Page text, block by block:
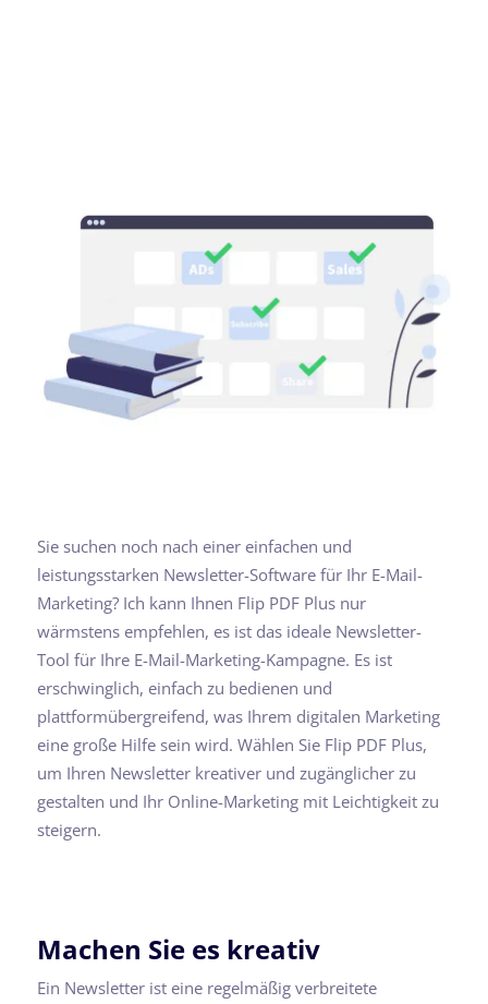
Sie suchen noch nach einer einfachen und
leistungsstarken Newsletter-Software für Ihr E-Mail-
Marketing? Ich kann Ihnen Flip PDF Plus nur
wärmstens empfehlen, es ist das ideale Newsletter-
Tool für Ihre E-Mail-Marketing-Kampagne. Es ist
erschwinglich, einfach zu bedienen und
plattformübergreifend, was Ihrem digitalen Marketing
eine große Hilfe sein wird. Wählen Sie Flip PDF Plus,
um Ihren Newsletter kreativer und zugänglicher zu
gestalten und Ihr Online-Marketing mit Leichtigkeit zu
steigern.
Machen Sie es kreativ
Ein Newsletter ist eine regelmäßig verbreitete